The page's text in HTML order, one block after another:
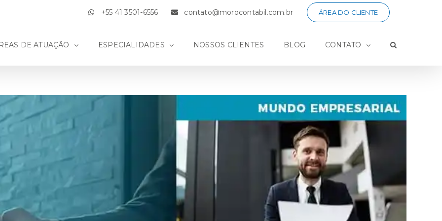
+55 41 3501-6556 contato@morocontabil.com.br ÁREA DO CLIENTE
DE ATUAÇÃO ESPECIALIDADES NOSSOS CLIENTES BLOG CONTATO